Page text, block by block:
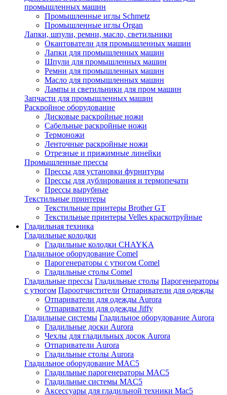
промышленных машин
Промышленные иглы Schmetz
Промышленные иглы Organ
Лапки, шпули, ремни, масло, светильники
Окантователи для промышленных машин
Лапки для промышленных машин
Шпули для промышленных машин
Ремни для промышленных машин
Масло для промышленных машин
Лампы и светильники для пром машин
Запчасти для промышленных машин
Раскройное оборудование
Дисковые раскройные ножи
Сабельные раскройные ножи
Термоножи
Ленточные раскройные ножи
Отрезные и прижимные линейки
Промышленные прессы
Прессы для установки фурнитуры
Прессы для дублирования и термопечати
Прессы вырубные
Текстильные принтеры
Текстильные принтеры Brother GT
Текстильные принтеры Velles краскотруйные
Гладильная техника
Гладильные колодки
Гладильные колодки CHAYKA
Гладильное оборудование Comel
Парогенераторы с утюгом Comel
Гладильные столы Comel
Гладильные прессы Гладильные столы Парогенераторы
с утюгом Пароотчистители Отпариватели для одежды
Отпариватели для одежды Aurora
Отпариватели для одежды Jiffy
Гладильные системы Гладильное оборудование Aurora
Гладильные доски Aurora
Чехлы для гладильных досок Aurora
Отпариватели Aurora
Гладильные столы Aurora
Гладильное оборудование MAC5
Гладильные парогенераторы MAC5
Гладильные системы MAC5
Аксессуары для гладильной техники Mac5